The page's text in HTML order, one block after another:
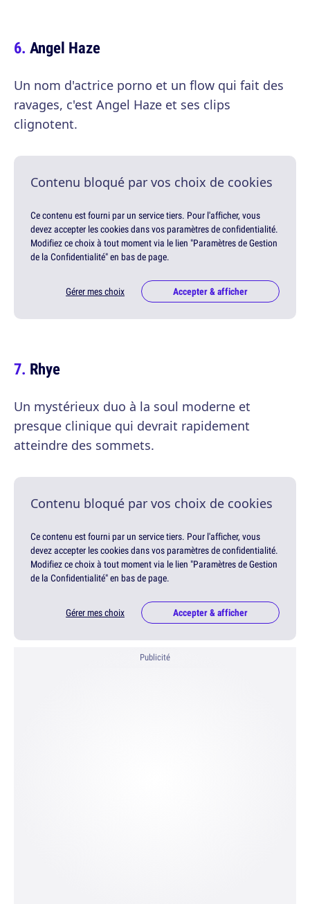
Angel Haze
Un nom d'actrice porno et un flow qui fait des
ravages, c'est Angel Haze et ses clips
clignotent.
Contenu bloqué par vos choix de cookies
Ce contenu est fourni par un service tiers. Pour l'afficher, vous
devez accepter les cookies dans vos paramètres de confidentialité.
Modifiez ce choix à tout moment via le lien "Paramètres de Gestion
de la Confidentialité" en bas de page.
Gérer mes choix Accepter & afficher
Rhye
Un mystérieux duo à la soul moderne et
presque clinique qui devrait rapidement
atteindre des sommets.
Contenu bloqué par vos choix de cookies
Ce contenu est fourni par un service tiers. Pour l'afficher, vous
devez accepter les cookies dans vos paramètres de confidentialité.
Modifiez ce choix à tout moment via le lien "Paramètres de Gestion
de la Confidentialité" en bas de page.
Gérer mes choix Accepter & afficher
Publicité